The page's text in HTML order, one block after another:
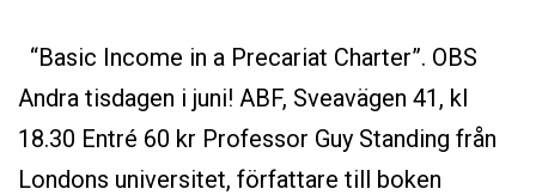
“Basic Income in a Precariat Charter”. OBS
Andra tisdagen i juni! ABF, Sveavägen 41, kl
18.30 Entré 60 kr Professor Guy Standing från
Londons universitet, författare till boken